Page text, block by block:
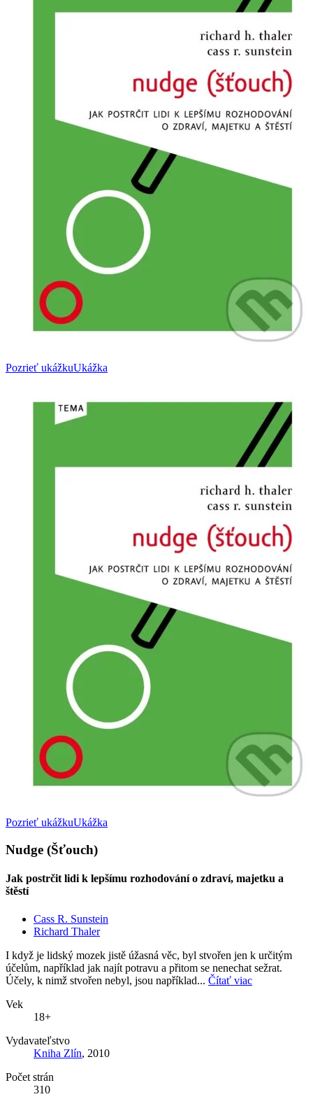
Pozrieť ukážkuUkážka
Pozrieť ukážkuUkážka
Nudge (Šťouch)
Jak postrčit lidi k lepšímu rozhodování o zdraví, majetku a
štěstí
Cass R. Sunstein
Richard Thaler
I když je lidský mozek jistě úžasná věc, byl stvořen jen k určitým
účelům, například jak najít potravu a přitom se nenechat sežrat.
Účely, k nimž stvořen nebyl, jsou například... Čítať viac
Vek
18+
Vydavateľstvo
Kniha Zlín, 2010
Počet strán
310